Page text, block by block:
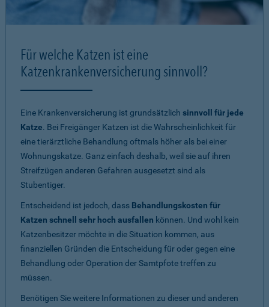
Für welche Katzen ist eine
Katzenkrankenversicherung sinnvoll?
Eine Krankenversicherung ist grundsätzlich sinnvoll für jede
Katze. Bei Freigänger Katzen ist die Wahrscheinlichkeit für
eine tierärztliche Behandlung oftmals höher als bei einer
Wohnungskatze. Ganz einfach deshalb, weil sie auf ihren
Streifzügen anderen Gefahren ausgesetzt sind als
Stubentiger.
Entscheidend ist jedoch, dass Behandlungskosten für
Katzen schnell sehr hoch ausfallen können. Und wohl kein
Katzenbesitzer möchte in die Situation kommen, aus
finanziellen Gründen die Entscheidung für oder gegen eine
Behandlung oder Operation der Samtpfote treffen zu
müssen.
Benötigen Sie weitere Informationen zu dieser und anderen